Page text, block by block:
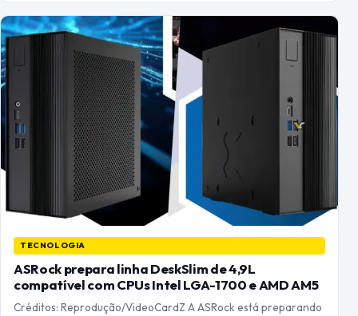
TECNOLOGIA
ASRock prepara linha DeskSlim de 4,9L
compatível com CPUs Intel LGA-1700 e AMD AM5
Créditos: Reprodução/VideoCardZ A ASRock está preparando